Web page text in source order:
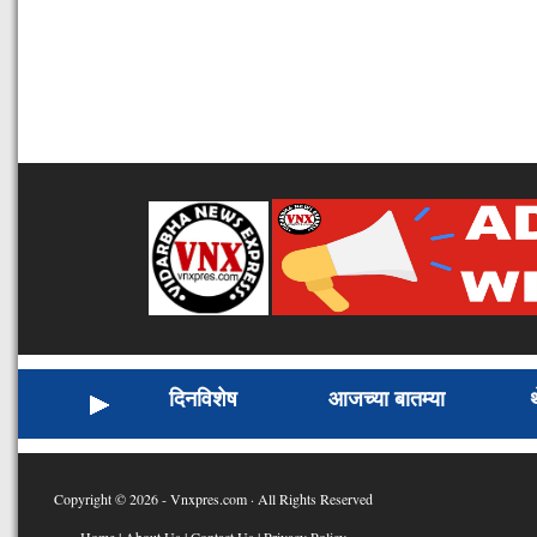
दिनविशेष आजच्या बातम्या
Copyright © 2026 - Vnxpres.com · All Rights Reserved